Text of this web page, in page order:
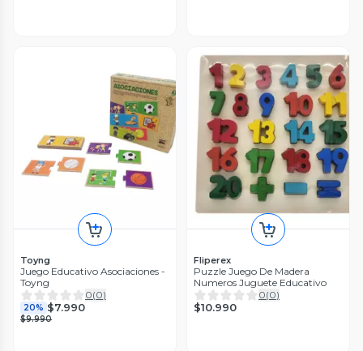
Toyng
Juego Educativo Asociaciones -
Toyng
0(0)
20% $7.990
$9.990
Fliperex
Puzzle Juego De Madera
Numeros Juguete Educativo
0(0)
$10.990